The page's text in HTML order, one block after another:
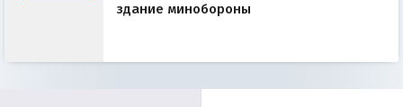
здание минобороны